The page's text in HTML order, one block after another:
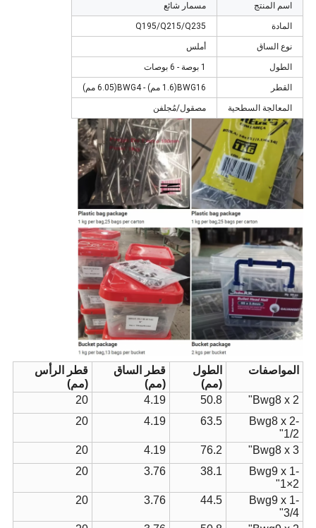
اسم المنتج مسمار شائع
المادة Q195/Q215/Q235
نوع الساق أملس
الطول 1 بوصة - 6 بوصات
القطر BWG16(1.6 مم) - BWG4(6.05 مم)
المعالجة السطحية مصقول/مُجلفن
المواصفات
الطول
(مم)
قطر الساق
(مم)
قطر الرأس
(مم)
Bwg8 x 2"
50.8
4.19
20
Bwg8 x 2-
1/2"
63.5
4.19
20
Bwg8 x 3"
76.2
4.19
20
Bwg9 x 1-
1×2"
38.1
3.76
20
Bwg9 x 1-
3/4"
44.5
3.76
20